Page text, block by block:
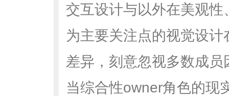
交互设计与以外在美观
为主要关注点的视觉设
差异，刻意忽视多数成
当综合性owner角色的现